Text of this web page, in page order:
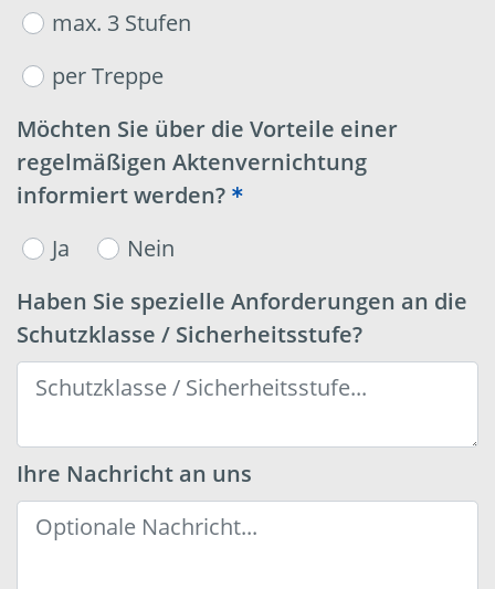
max. 3 Stufen
per Treppe
Möchten Sie über die Vorteile einer
regelmäßigen Aktenvernichtung
informiert werden?
Ja
Nein
Haben Sie spezielle Anforderungen an die
Schutzklasse / Sicherheitsstufe?
Ihre Nachricht an uns